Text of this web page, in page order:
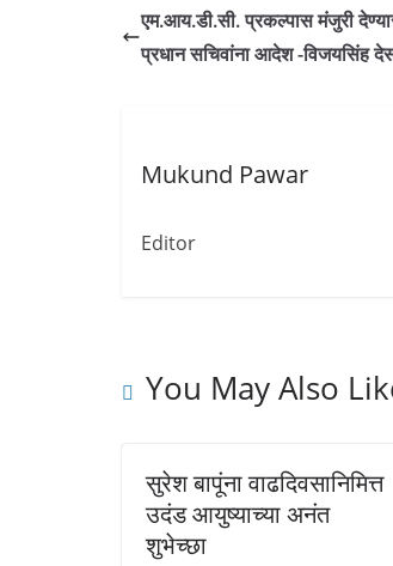
एम.आय.डी.सी. प्रकल्पास मंजुरी
प्रधान सचिवांना आदेश -विजयसिंह
Mukund Pawar
Editor
You May Also
सुरेश बापूंना वाढदिवसानिमित्त
उदंड आयुष्याच्या अनंत
शुभेच्छा